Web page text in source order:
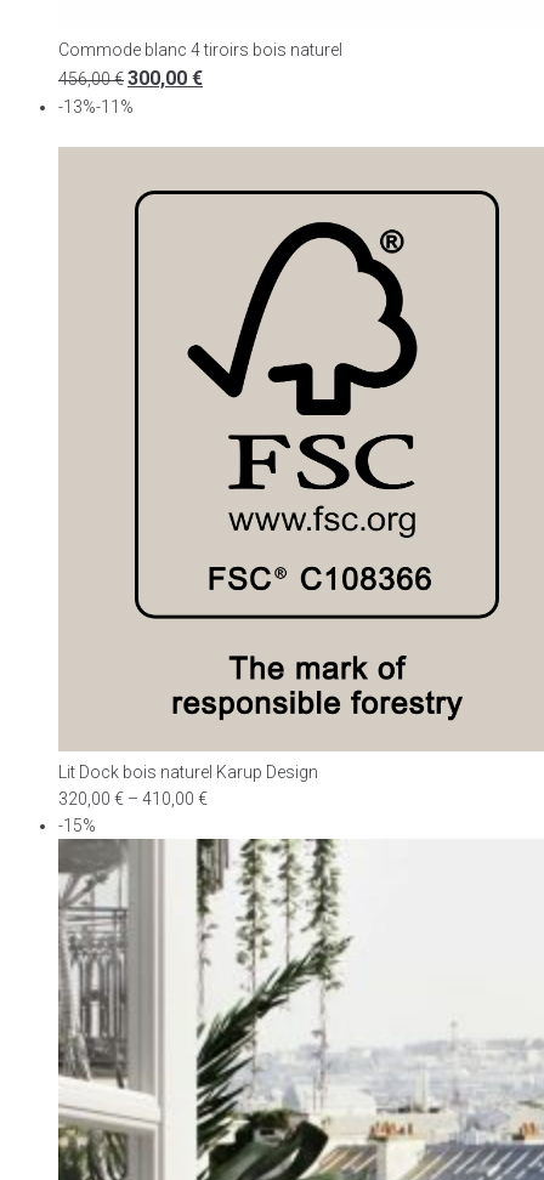
Commode blanc 4 tiroirs bois naturel
456,00€300,00 €
-13%-11%
Lit Dock bois naturel Karup Design
320,00 € – 410,00 €
-15%